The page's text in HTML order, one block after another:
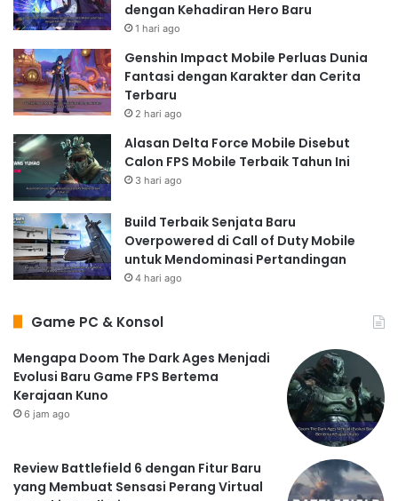
dengan Kehadiran Hero Baru
1 hari ago
Genshin Impact Mobile Perluas Dunia
Fantasi dengan Karakter dan Cerita
Terbaru
2 hari ago
Alasan Delta Force Mobile Disebut
Calon FPS Mobile Terbaik Tahun Ini
3 hari ago
Build Terbaik Senjata Baru
Overpowered di Call of Duty Mobile
untuk Mendominasi Pertandingan
4 hari ago
Game PC & Konsol
Mengapa Doom The Dark Ages Menjadi
Evolusi Baru Game FPS Bertema
Kerajaan Kuno
6 jam ago
Review Battlefield 6 dengan Fitur Baru
yang Membuat Sensasi Perang Virtual